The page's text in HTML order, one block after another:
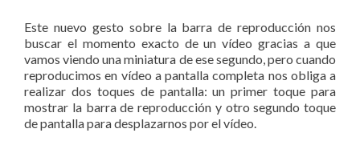
Este nuevo gesto sobre la barra de reproducción nos
buscar el momento exacto de un vídeo gracias a que
vamos viendo una miniatura de ese segundo, pero cuando
reproducimos en vídeo a pantalla completa nos obliga a
realizar dos toques de pantalla: un primer toque para
mostrar la barra de reproducción y otro segundo toque
de pantalla para desplazarnos por el vídeo.